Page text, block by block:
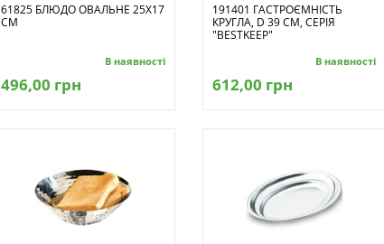
61825 БЛЮДО ОВАЛЬНЕ 25Х17
СМ
В наявності
496,00 грн
191401 ГАСТРОЄМНІСТЬ
КРУГЛА, D 39 СМ, СЕРІЯ
"BESTKEEP"
В наявності
612,00 грн